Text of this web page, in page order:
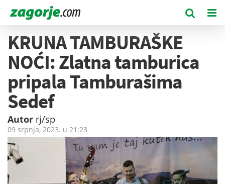
KRUNA TAMBURAŠKE
NOĆI: Zlatna tamburica
pripala Tamburašima
Sedef
Autor rj/sp
09 srpnja, 2023. u 21:23